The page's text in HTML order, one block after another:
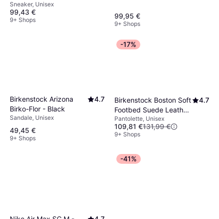
Red/Anthracite
Sneaker, Unisex
99,43 €
9+ Shops 99,95 €
9+ Shops
Birkenstock Arizona
Birko-Flor - Black
4.7
Sandale, Unisex
49,45 €
9+ Shops
-17%
Birkenstock Boston Soft
Footbed Suede Leather
- Taupe
4.7
Pantolette, Unisex
109,81 €131,99 €
9+ Shops
-41%